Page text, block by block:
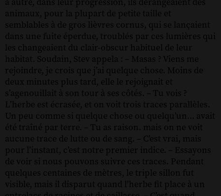
animaux, pour la plupart de petite taille et
semblables à de gros lièvres cornus, qui se lançaient
dans une fuite éperdue, troublés par ces lumières qui
les changeaient du clair-obscur habituel de leur
habitat. Soudain, Stev appela : – Masas ? Viens me
rejoindre, je crois que j’ai quelque chose. Moins de
deux minutes plus tard, elle le rejoignait et
s’agenouillait à son tour à ses côtés. – Tu vois ?
L’herbe est écrasée, et on voit trois traces parallèles.
Un peu comme si quelque chose ou quelqu’un... avait
été traîné par terre. – Tu as raison. mais on ne voit
aucune trace de lutte ou de sang. – C’est vrai, mais
pour l’instant, c’est notre premier indice. – Essayons
de voir si nous pouvons suivre ces traces. Pendant
quelques centaines de mètres, le triple sillon fut
visible, mais il disparut quand l’herbe fit place à un